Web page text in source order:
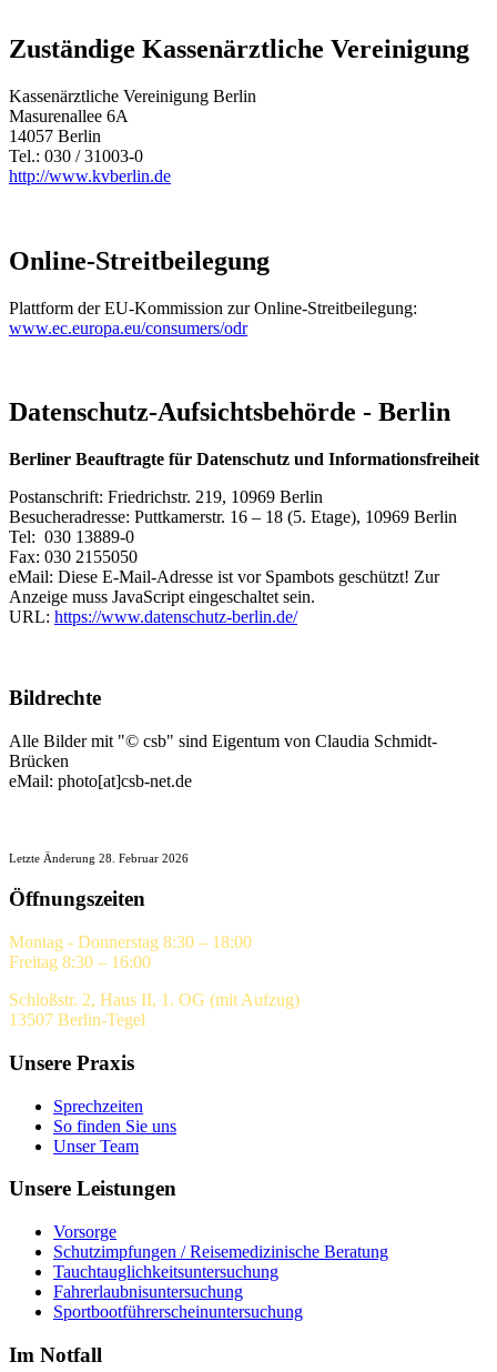
Zuständige Kassenärztliche Vereinigung
Kassenärztliche Vereinigung Berlin
Masurenallee 6A
14057 Berlin
Tel.: 030 / 31003-0
http://www.kvberlin.de
Online-Streitbeilegung
Plattform der EU-Kommission zur Online-Streitbeilegung:
www.ec.europa.eu/consumers/odr
Datenschutz-Aufsichtsbehörde - Berlin
Berliner Beauftragte für Datenschutz und Informationsfreiheit
Postanschrift: Friedrichstr. 219, 10969 Berlin
Besucheradresse: Puttkamerstr. 16 – 18 (5. Etage), 10969 Berlin
Tel: 030 13889-0
Fax: 030 2155050
eMail: Diese E-Mail-Adresse ist vor Spambots geschützt! Zur
Anzeige muss JavaScript eingeschaltet sein.
URL: https://www.datenschutz-berlin.de/
Bildrechte
Alle Bilder mit "© csb" sind Eigentum von Claudia Schmidt-
Brücken
eMail: photo[at]csb-net.de
Letzte Änderung 28. Februar 2026
Öffnungszeiten
Montag - Donnerstag 8:30 – 18:00
Freitag 8:30 – 16:00
Schloßstr. 2, Haus II, 1. OG (mit Aufzug)
13507 Berlin-Tegel
Unsere Praxis
Sprechzeiten
So finden Sie uns
Unser Team
Unsere Leistungen
Vorsorge
Schutzimpfungen / Reisemedizinische Beratung
Tauchtauglichkeitsuntersuchung
Fahrerlaubnisuntersuchung
Sportbootführerscheinuntersuchung
Im Notfall